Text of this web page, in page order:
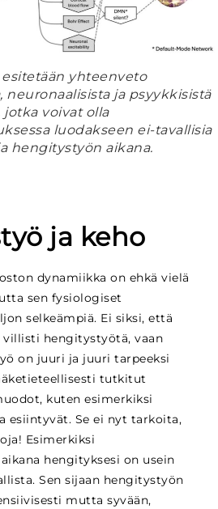
esitetään yhteenveto
neuronaalisista ja psyykkisistä
jotka voivat olla
luodakseen ei-tavallisia
hengitystyön aikana.
ja keho
dynamiikka on ehkä vielä
sen fysiologiset
selkeämpiä. Ei siksi, että
hengitystyötä, vaan
on juuri ja juuri tarpeeksi
tutkitut
kuten esimerkiksi
esiintyvät. Se ei nyt tarkoita,
Esimerkiksi
hengityksesi on usein
Sen sijaan hengitystyön
mutta syvään,